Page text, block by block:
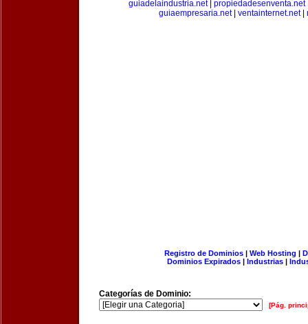
guiadelaindustria.net propiedadesenventa.net
guiaempresaria.net| ventainternet.net|
Registro de Dominios| Web Hosting |
Dominios Expirados | Industrias |
Categorías de Dominio:
[Pág.